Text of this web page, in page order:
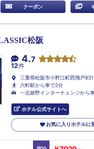
クーポン
松阪
4.7
12件
三重県松阪市小野江町西飛戸
六軒駅から車で2分
一志嬉野インターチェンジから
ホテル公式サイトへ
お気に入りホテルに